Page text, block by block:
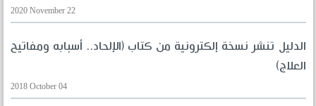
2020 November 22
الدليل تنشر نسخة إلكترونية من كتاب (الإلحاد.. أسبابه ومفاتيح
العلاج)
2018 October 04